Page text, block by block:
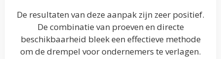
De resultaten van deze aanpak zijn zeer positief.
De combinatie van proeven en directe
beschikbaarheid bleek een effectieve methode
om de drempel voor ondernemers te verlagen.